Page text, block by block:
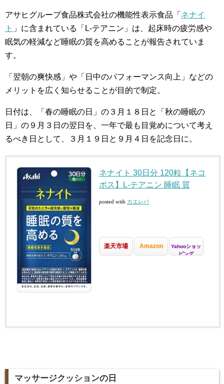
アサヒグループ食品株式会社の機能性表示食品「 ネナイ
ト 」に含まれている「L-テアニン」は、起床時の疲労感や
眠気の軽減など睡眠の質を高めることが報告されていま
す。
「翌朝の爽快感」や「日中のパフォーマンス向上」などの
メリットを広く知らせることが目的で制定。
日付は、「春の睡眠の日」の３月１８日と「秋の睡眠の
日」の９月３日の翌日を、一年で最も目覚めについて考え
るべき日として、３月１９日と９月４日を記念日に。
ネナイト 30日分 120粒【ネコ
ポス】L-テアニン 睡眠 質
posted with カエレバ
楽天市場 Amazon
Yahooショッ
ピング
マッサージクッションの日